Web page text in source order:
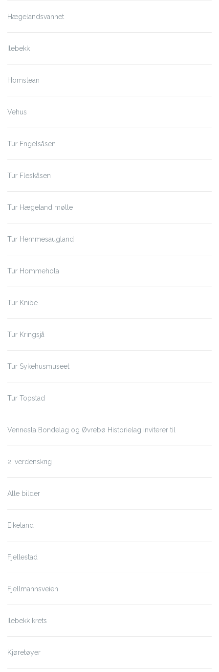
Hægelandsvannet
Ilebekk
Homstean
Vehus
Tur Engelsåsen
Tur Fleskåsen
Tur Hægeland mølle
Tur Hemmesaugland
Tur Hommehola
Tur Knibe
Tur Kringsjå
Tur Sykehusmuseet
Tur Topstad
Vennesla Bondelag og Øvrebø Historielag inviterer til
2. verdenskrig
Alle bilder
Eikeland
Fjellestad
Fjellmannsveien
Ilebekk krets
Kjøretøyer